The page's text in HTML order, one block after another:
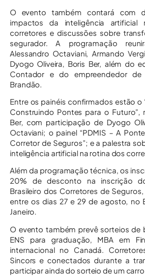
O evento também contará com
impactos da inteligência artificial
corretores e discussões sobre
segurador. A programação
Alessandro Octaviani, Armando
Dyogo Oliveira, Boris Ber, além do
Contador e do empreendedor de
Brandão.
Entre os painéis confirmados estão o
Construindo Pontes para o Futuro”,
Ber, com participação de Dyogo
Octaviani; o painel “PDMIS – A
Corretor de Seguros”; e a palestra
inteligência artificial na rotina dos
Além da programação técnica, os
20% de desconto na inscrição
Brasileiro dos Corretores de
entre os dias 27 e 29 de agosto, no
Janeiro.
O evento também prevê sorteios de
ENS para graduação, MBA em
internacional no Canadá.
Sincors e conectados durante a
participar ainda do sorteio de um